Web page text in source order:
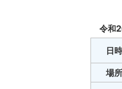
令和
日時
場所